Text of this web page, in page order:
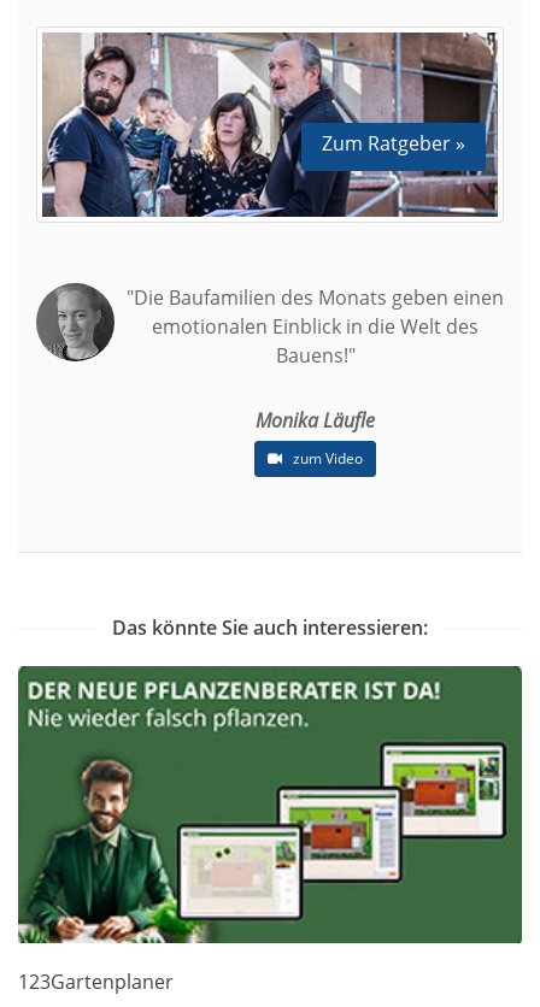
Zum Ratgeber »
"Die Baufamilien des Monats geben einen
emotionalen Einblick in die Welt des
Bauens!"
Monika Läufle
zum Video
Das könnte Sie auch interessieren:
123Gartenplaner